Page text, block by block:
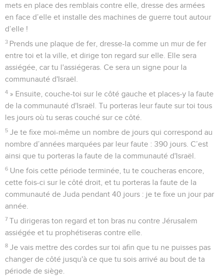
mets en place des remblais contre elle, dresse des armées
en face d’elle et installe des machines de guerre tout autour
d’elle !
3 Prends une plaque de fer, dresse-la comme un mur de fer
entre toi et la ville, et dirige ton regard sur elle. Elle sera
assiégée, car tu l'assiégeras. Ce sera un signe pour la
communauté d'Israël.
4 » Ensuite, couche-toi sur le côté gauche et places-y la faute
de la communauté d'Israël. Tu porteras leur faute sur toi tous
les jours où tu seras couché sur ce côté.
5 Je te fixe moi-même un nombre de jours qui correspond au
nombre d’années marquées par leur faute : 390 jours. C’est
ainsi que tu porteras la faute de la communauté d'Israël.
6 Une fois cette période terminée, tu te coucheras encore,
cette fois-ci sur le côté droit, et tu porteras la faute de la
communauté de Juda pendant 40 jours : je te fixe un jour par
année.
7 Tu dirigeras ton regard et ton bras nu contre Jérusalem
assiégée et tu prophétiseras contre elle.
8 Je vais mettre des cordes sur toi afin que tu ne puisses pas
changer de côté jusqu'à ce que tu sois arrivé au bout de ta
période de siège.